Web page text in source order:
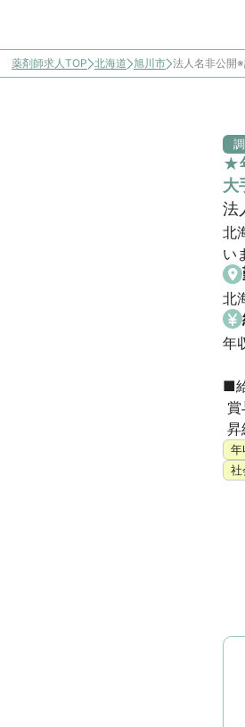
薬剤師求人TOP 北海道 旭川市 法人名非公開
★
大
法
北
い
北
年
■
昇
年
社